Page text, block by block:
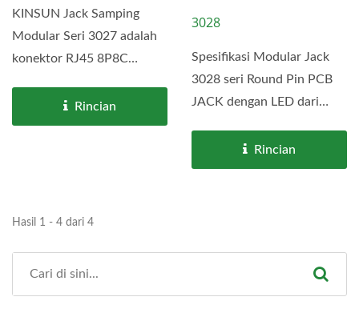
KINSUN Jack Samping
Modular Seri 3027 adalah
konektor RJ45 8P8C
konektor...
Rincian
3028
Spesifikasi Modular Jack
3028 seri Round Pin PCB
JACK dengan LED dari
digunakan...Rincian
Hasil 1 - 4 dari 4